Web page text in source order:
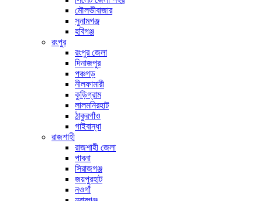
মৌলভীবাজার
সুনামগঞ্জ
হবিগঞ্জ
রংপুর
রংপুর জেলা
দিনাজপুর
পঞ্চগড়
নীলফামারী
কুড়িগ্রাম
লালমনিরহাট
ঠাকুরগাঁও
গাইবান্ধা
রাজশাহী
রাজশাহী জেলা
পাবনা
সিরাজগঞ্জ
জয়পুরহাট
নওগাঁ